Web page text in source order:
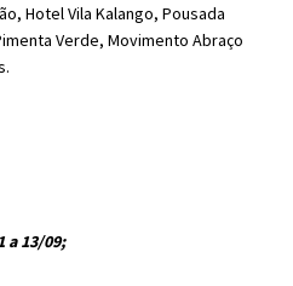
Hotel Vila Kalango, Pousada
Verde, Movimento Abraço
a 13/09;